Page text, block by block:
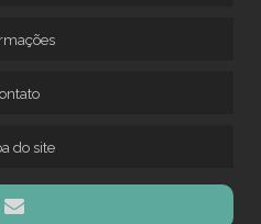
do site